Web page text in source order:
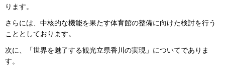
ります。
さらには、中核的な機能を果たす体育館の整備に向けた検討を行う
こととしております。
次に、「世界を魅了する観光立県香川の実現」についてでありま
す。